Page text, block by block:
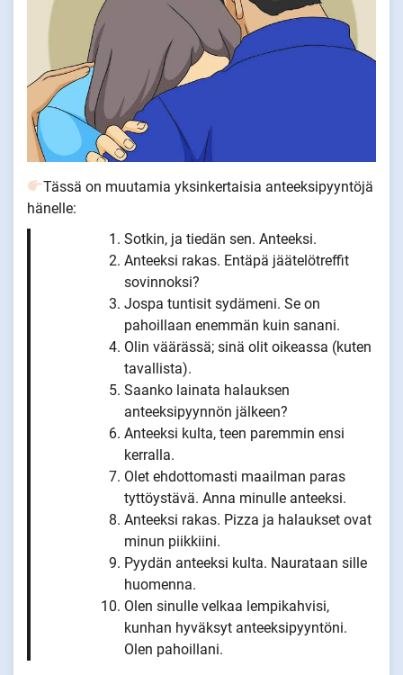
Tässä on muutamia yksinkertaisia anteeksipyyntöjä
hänelle:
Sotkin, ja tiedän sen. Anteeksi.
Anteeksi rakas. Entäpä jäätelötreffit
sovinnoksi?
Jospa tuntisit sydämeni. Se on
pahoillaan enemmän kuin sanani.
Olin väärässä; sinä olit oikeassa (kuten
tavallista).
Saanko lainata halauksen
anteeksipyynnön jälkeen?
Anteeksi kulta, teen paremmin ensi
kerralla.
Olet ehdottomasti maailman paras
tyttöystävä. Anna minulle anteeksi.
Anteeksi rakas. Pizza ja halaukset ovat
minun piikkiini.
Pyydän anteeksi kulta. Naurataan sille
huomenna.
Olen sinulle velkaa lempikahvisi,
kunhan hyväksyt anteeksipyyntöni.
Olen pahoillani.